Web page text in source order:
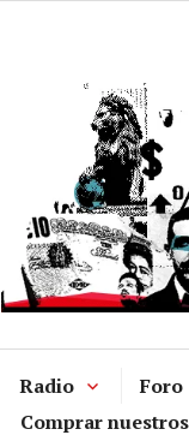
Radio Foro
Comprar